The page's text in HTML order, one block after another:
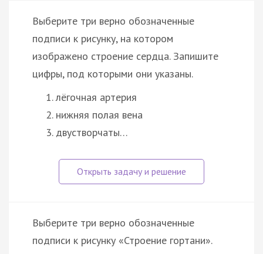
Выберите три верно обозначенные
подписи к рисунку, на котором
изображено строение сердца. Запишите
цифры, под которыми они указаны.
лёгочная артерия
нижняя полая вена
двустворчаты…
Выберите три верно обозначенные
подписи к рисунку «Строение гортани».